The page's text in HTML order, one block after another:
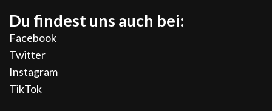
Du findest uns auch bei:
Facebook
Twitter
Instagram
TikTok